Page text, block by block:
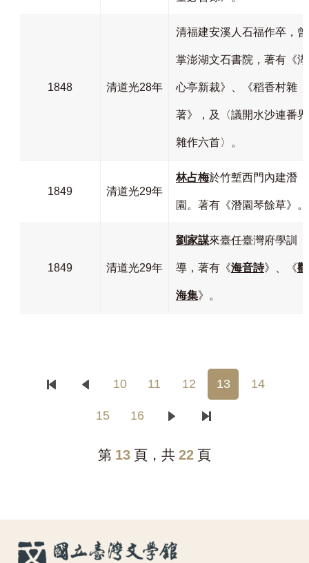
1848 清道光28年
清福建安溪人石福作卒，曾
掌澎湖文石書院，著有《湖
心亭新裁》、《稻香村雜
著》，及〈議開水沙連番界
雜作六首〉。
1849 清道光29年
林占梅於竹塹西門內建潛
園。著有《潛園琴餘草》。
1849 清道光29年
劉家謀來臺任臺灣府學訓
導，著有《海音詩》、《觀
海集》。
10 11 12 13 14
15 16
第 13 頁，共 22 頁